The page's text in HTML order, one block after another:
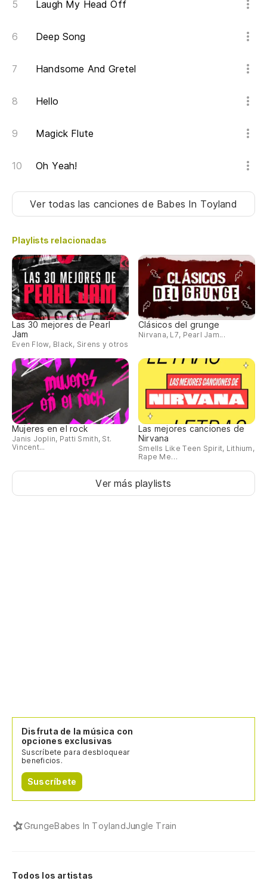
Laugh My Head Off
Deep Song
Handsome And Gretel
Hello
Magick Flute
Oh Yeah!
Ver todas las cancionesde Babes In Toyland
Playlists relacionadas
Las 30 mejores de Pearl
Jam
Even Flow, Black, Sirens y otros
Clásicos del grunge
Nirvana, L7, Pearl Jam...
Mujeres en el rock
Janis Joplin, Patti Smith, St.
Vincent...
Las mejores canciones de
Nirvana
Smells Like Teen Spirit, Lithium,
Rape Me…
Ver más playlists
Disfruta de la música con
opciones exclusivas
Suscríbete para desbloquear
beneficios.
Suscríbete
GrungeBabes In ToylandJungle Train
Todos los artistas